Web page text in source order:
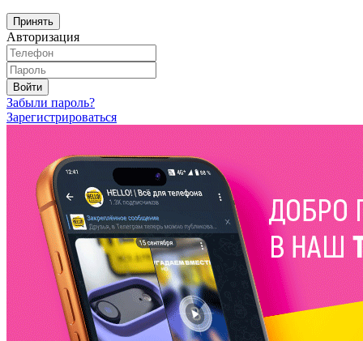
Принять
Авторизация
Войти
Забыли пароль?
Зарегистрироваться